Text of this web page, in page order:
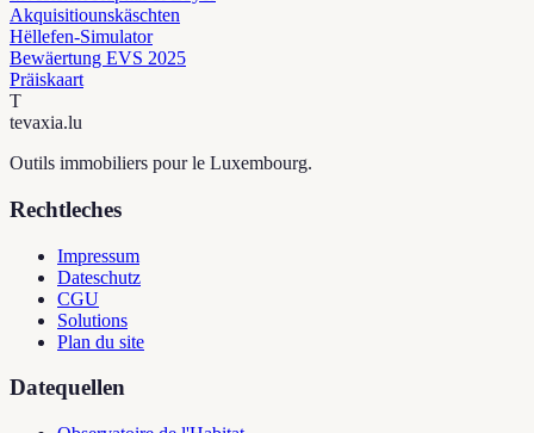
Akquisitiounskäschten
Hëllefen-Simulator
Bewäertung EVS 2025
Präiskaart
T
tevaxia.lu
Outils immobiliers pour le Luxembourg.
Rechtleches
Impressum
Dateschutz
CGU
Solutions
Plan du site
Datequellen